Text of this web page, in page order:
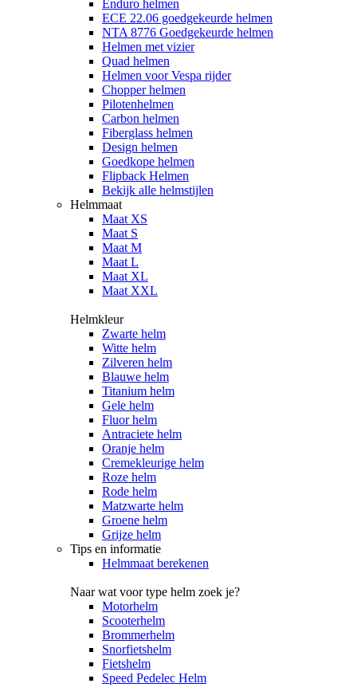
Enduro helmen
ECE 22.06 goedgekeurde helmen
NTA 8776 Goedgekeurde helmen
Helmen met vizier
Quad helmen
Helmen voor Vespa rijder
Chopper helmen
Pilotenhelmen
Carbon helmen
Fiberglass helmen
Design helmen
Goedkope helmen
Flipback Helmen
Bekijk alle helmstijlen
Helmmaat
Maat XS
Maat S
Maat M
Maat L
Maat XL
Maat XXL
Helmkleur
Zwarte helm
Witte helm
Zilveren helm
Blauwe helm
Titanium helm
Gele helm
Fluor helm
Antraciete helm
Oranje helm
Cremekleurige helm
Roze helm
Rode helm
Matzwarte helm
Groene helm
Grijze helm
Tips en informatie
Helmmaat berekenen
Naar wat voor type helm zoek je?
Motorhelm
Scooterhelm
Brommerhelm
Snorfietshelm
Fietshelm
Speed Pedelec Helm